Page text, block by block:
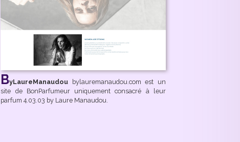
ByLaureManaudou bylauremanaudou.com est un
site de BonParfumeur uniquement consacré à leur
parfum 4.03.03 by Laure Manaudou.